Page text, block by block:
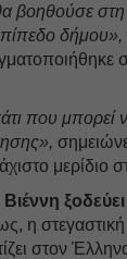
βοηθούσε
δήμου»,
που μπορεί
μερίδιο
Βιέννη
η
στον